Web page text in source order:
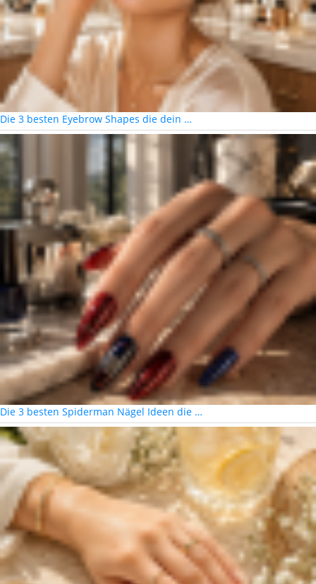
Die 3 besten Eyebrow Shapes die dein …
Die 3 besten Spiderman Nägel Ideen die …